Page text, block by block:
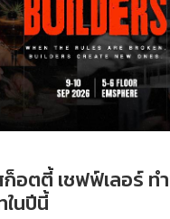
อตตี้ เชฟฟ์เลอร์ ทำ
ในปีนี้